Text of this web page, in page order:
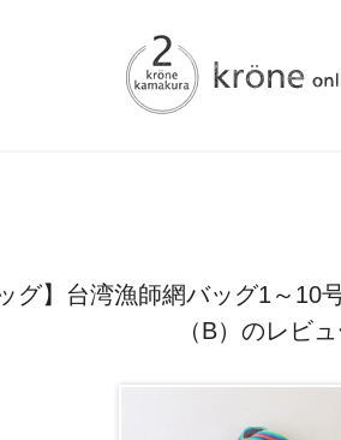
グ】台湾漁師網バッグ1～10
（B）のレビ